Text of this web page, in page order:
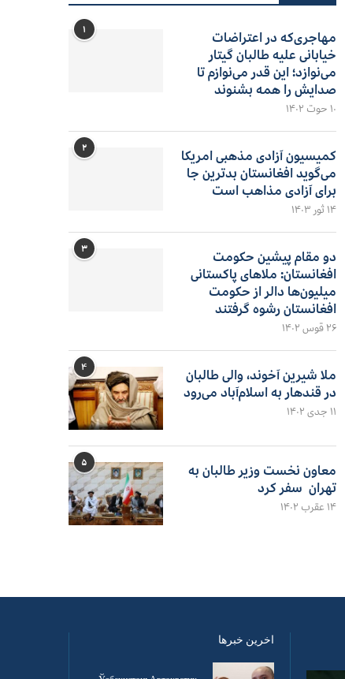
۱
مهاجری‌که در اعتراضات
خیابانی علیه طالبان گیتار
می‌نوازد؛ این قدر می‌نوازم تا
صدایش را همه بشنوند
۱۰ حوت ۱۴۰۲
۲
کمیسیون آزادی مذهبی امریکا
می‌گوید افغانستان بدترین جا
برای آزادی مذاهب است
۱۴ ثور ۱۴۰۳
۳
دو مقام پیشین حکومت
افغانستان: ملاهای پاکستانی
میلیون‌ها دالر از حکومت
افغانستان رشوه گرفتند
۲۶ قوس ۱۴۰۲
۴
ملا شیرین آخوند، والی طالبان
در قندهار به اسلام‌آباد می‌رود
۱۱ جدی ۱۴۰۲
۵
معاون نخست وزیر طالبان به
تهران سفر کرد
۱۴ عقرب ۱۴۰۲
اخرین خبرها